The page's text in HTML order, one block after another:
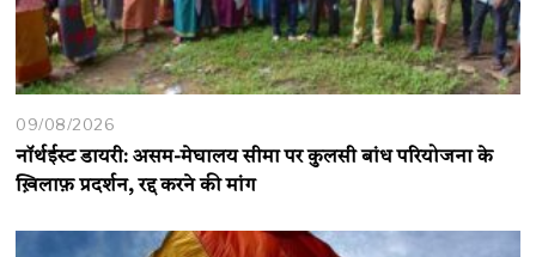
09/08/2026
नॉर्थईस्ट डायरी: असम-मेघालय सीमा पर कुलसी बांध परियोजना के
ख़िलाफ़ प्रदर्शन, रद्द करने की मांग